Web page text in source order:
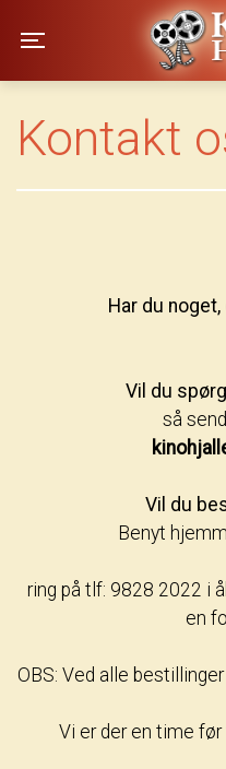
Toggle navigation
Kino
Kontakt
Har du
Vil du
så
Vil du
Benyt
ring på tlf: 9828 2022 i
en
OBS: Ved alle
Vi er der en time